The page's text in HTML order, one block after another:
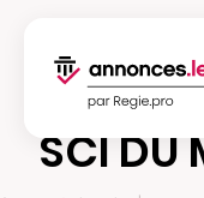
SCI DU